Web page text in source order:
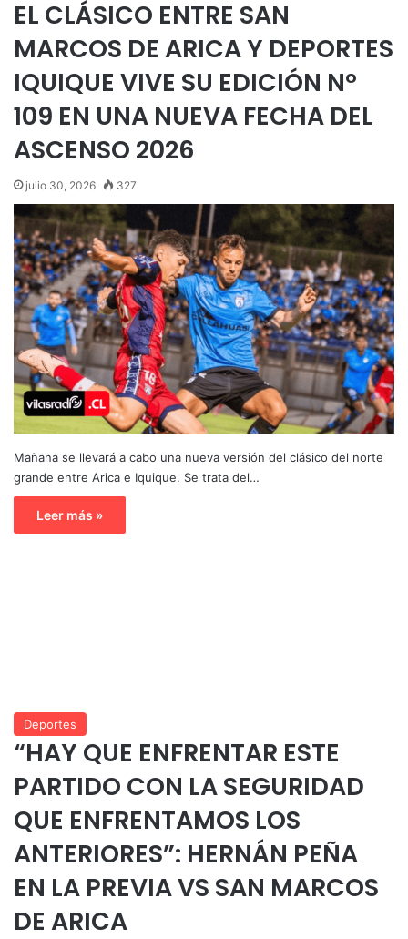
EL CLÁSICO ENTRE SAN
MARCOS DE ARICA Y DEPORTES
IQUIQUE VIVE SU EDICIÓN N°
109 EN UNA NUEVA FECHA DEL
ASCENSO 2026
julio 30, 2026 327
Mañana se llevará a cabo una nueva versión del clásico del norte
grande entre Arica e Iquique. Se trata del…
Leer más »
Deportes
“HAY QUE ENFRENTAR ESTE
PARTIDO CON LA SEGURIDAD
QUE ENFRENTAMOS LOS
ANTERIORES”: HERNÁN PEÑA
EN LA PREVIA VS SAN MARCOS
DE ARICA